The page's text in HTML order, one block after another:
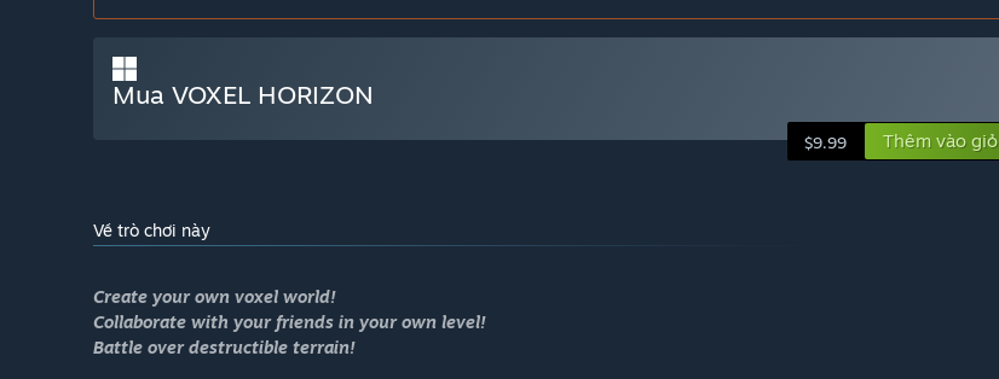
Mua VOXEL HORIZON
$9.99 Thêm vào giỏ
Về trò chơi này
Create your own voxel world!
Collaborate with your friends in your own level!
Battle over destructible terrain!